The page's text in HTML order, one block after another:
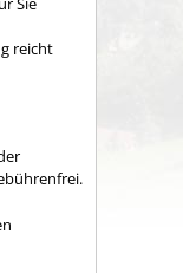
reicht